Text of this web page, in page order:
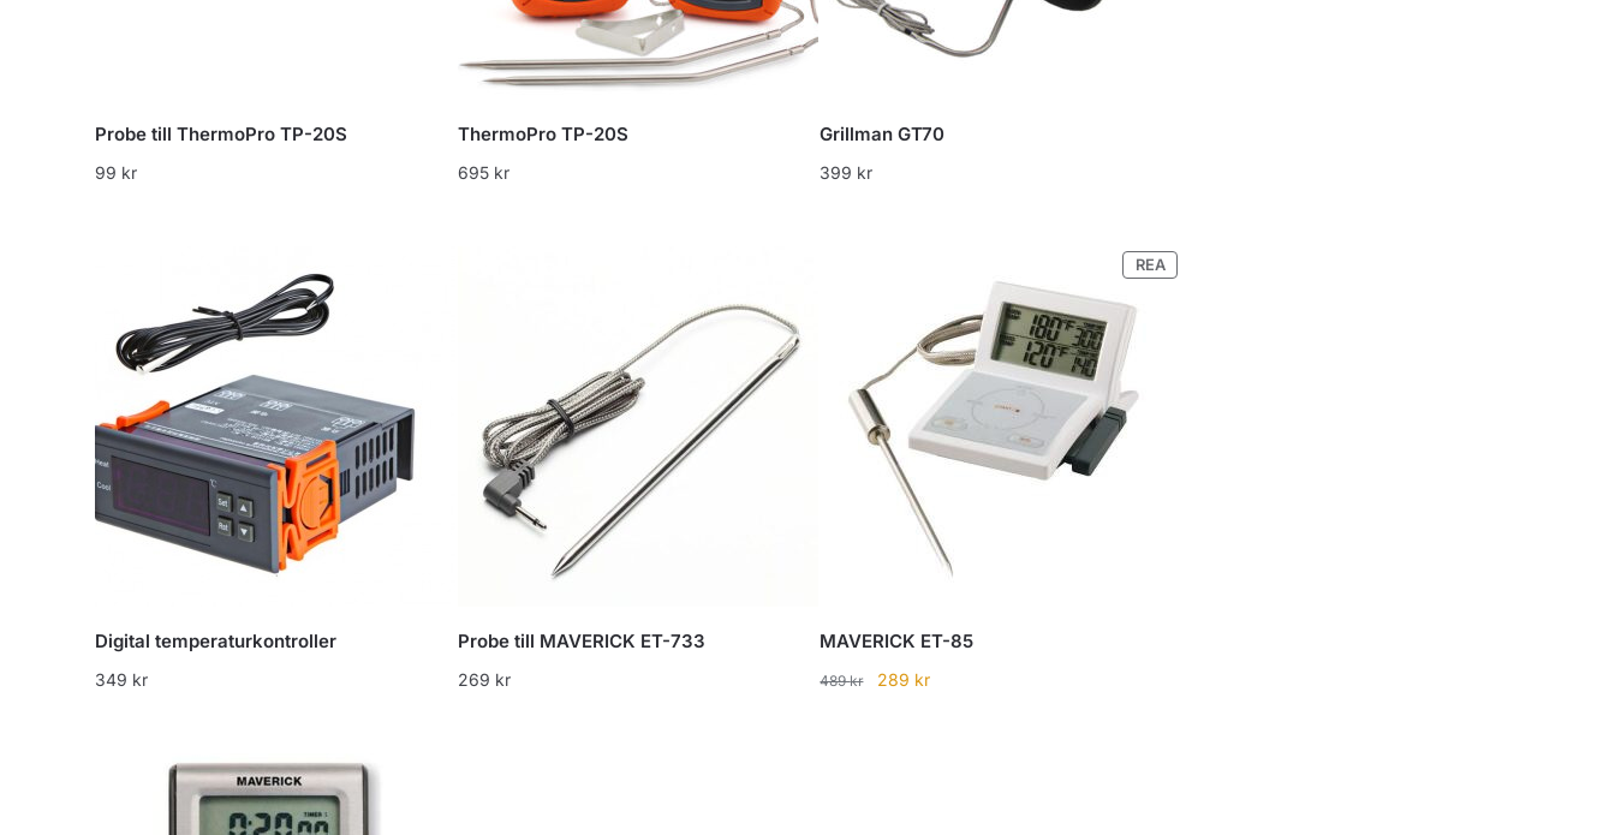
Probe till ThermoPro TP-20S
99 kr
ThermoPro TP-20S
695 kr
Grillman GT70
399 kr
Digital temperaturkontroller
349 kr
Probe till MAVERICK ET-733
269 kr
REAPRODUKTER
PÅ
MAVERICK ET-85
489kr
Det
289 krDet